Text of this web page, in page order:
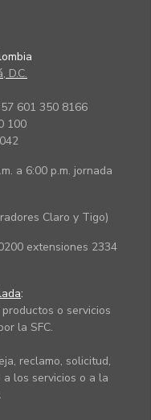
D.C.
601 350 8166
100
a 6:00 p.m. jornada
Claro y Tigo)
extensiones 2334
:
o servicios
la SFC.
reclamo, solicitud,
los servicios o a la